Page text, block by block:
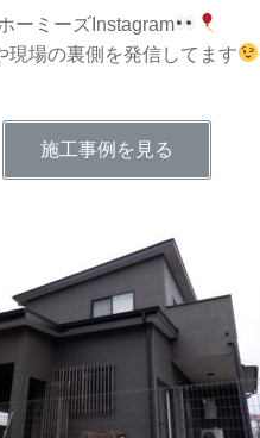
ーミーズInstagram
現場の裏側を発信してます
施工事例を見る